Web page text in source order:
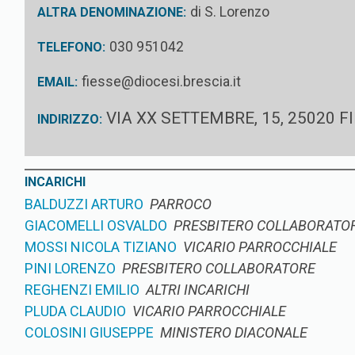
ALTRA DENOMINAZIONE: di S. Lorenzo
TELEFONO: 030 951042
EMAIL: fiesse@diocesi.brescia.it
INDIRIZZO: VIA XX SETTEMBRE, 15, 25020
INCARICHI
BALDUZZI ARTURO PARROCO
GIACOMELLI OSVALDO PRESBITERO
MOSSI NICOLA TIZIANO VICARIO PARROCCHIALE
PINI LORENZO PRESBITERO COLLABORATORE
REGHENZI EMILIO ALTRI INCARICHI
PLUDA CLAUDIO VICARIO PARROCCHIALE
COLOSINI GIUSEPPE MINISTERO DIACONALE